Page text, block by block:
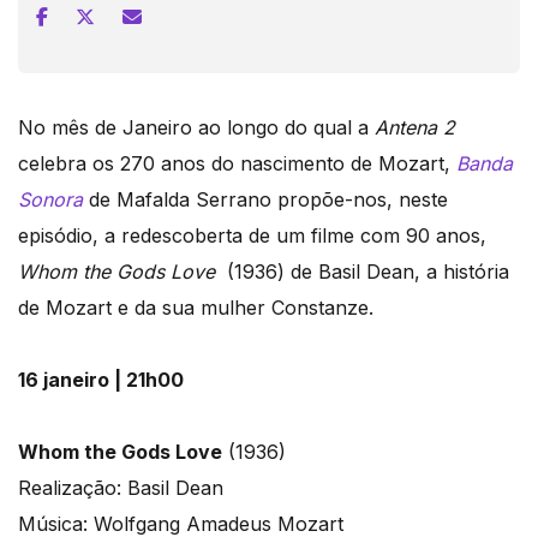
No mês de Janeiro ao longo do qual a Antena 2
celebra os 270 anos do nascimento de Mozart, Banda
Sonorade Mafalda Serrano propõe-nos, neste
episódio, a redescoberta de um filme com 90 anos,
Whom the Gods Love(1936) de Basil Dean, a história
de Mozart e da sua mulher Constanze.
16 janeiro | 21h00
Whom the Gods Love (1936)
Realização: Basil Dean
Música: Wolfgang Amadeus Mozart